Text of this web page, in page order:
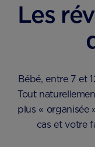
Les
Bébé, entre 7 et
Tout
plus « organisée
cas et votre